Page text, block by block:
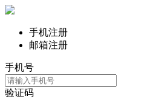
手机注册
邮箱注册
手机号
验证码